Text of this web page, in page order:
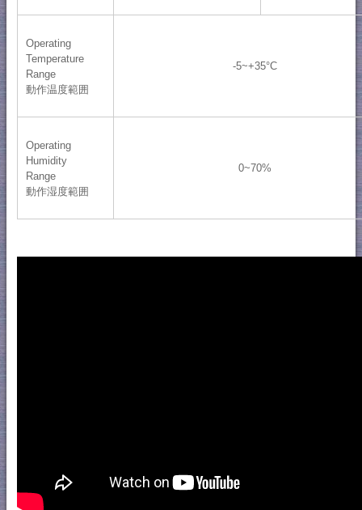
Operating
Temperature
Range
動作温度範囲
-5~+35°C
Operating
Humidity
Range
動作湿度範囲
0~70%